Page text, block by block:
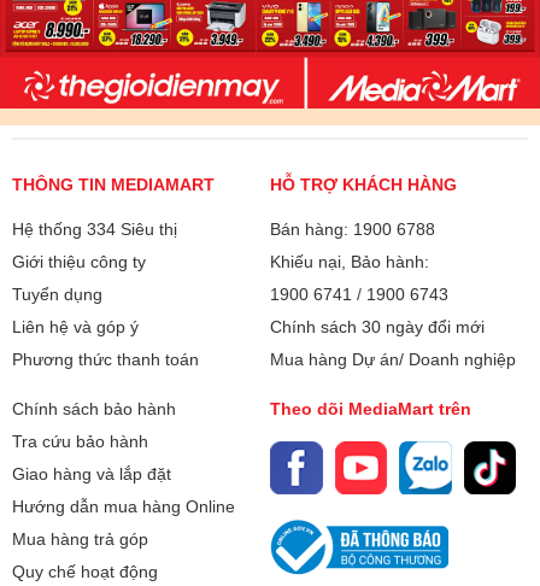
THÔNG TIN MEDIAMART
Hệ thống 334 Siêu thị
Giới thiệu công ty
Tuyển dụng
Liên hệ và góp ý
Phương thức thanh toán
HỖ TRỢ KHÁCH HÀNG
Bán hàng: 1900 6788
Khiếu nại, Bảo hành:
1900 6741 / 1900 6743
Chính sách 30 ngày đổi mới
Mua hàng Dự án/ Doanh nghiệp
Chính sách bảo hành
Tra cứu bảo hành
Giao hàng và lắp đặt
Hướng dẫn mua hàng Online
Mua hàng trả góp
Quy chế hoạt động
Theo dõi MediaMart trên